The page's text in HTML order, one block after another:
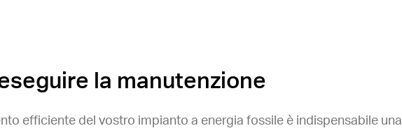
la manutenzione
efficiente del vostro impianto a energia fossile è indispensabile una